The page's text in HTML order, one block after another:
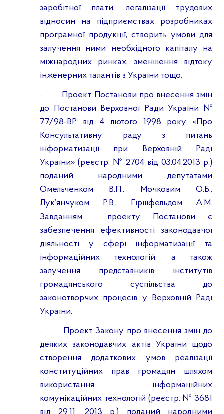
заробітної плати, легалізації трудових
відносин на підприємствах розробниках
програмної продукції, створить умови для
залучення ними необхідного капіталу на
міжнародних ринках, зменшення відтоку
інженерних талантів з України тощо.
·
Проект Постанови про внесення змін
до Постанови Верховної Ради України №
77/98-ВР від 4 лютого 1998 року «Про
Консультативну раду з питань
інформатизації при Верховній Раді
України» (реєстр. № 2704 від 03.04.2013 р.)
поданий народними депутатами
Омельченком В.П., Мочковим О.Б.,
Лук’янчуком Р.В.,
Гіршфельдом А.М.
Завданням
проекту Постанови є
забезпечення ефективності законодавчої
діяльності у сфері інформатизації та
інформаційних технологій, а також
залучення представників інститутів
громадянського суспільства до
законотворчих процесів у Верховній Раді
України.
·
Проект Закону про внесення змін до
деяких законодавчих актів України щодо
створення додаткових умов реалізації
конституційних прав громадян шляхом
використання інформаційних
комунікаційних технологій (реєстр. № 3681